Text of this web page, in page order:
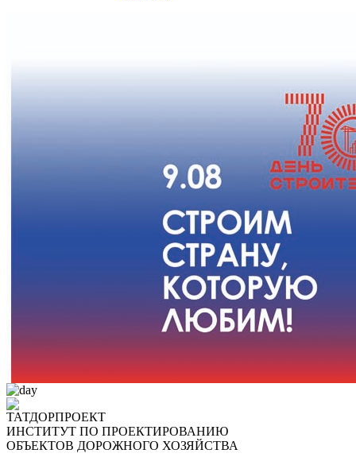
ТАТДОРПРОЕКТ
ИНСТИТУТ ПО ПРОЕКТИРОВАНИЮ
ОБЪЕКТОВ ДОРОЖНОГО ХОЗЯЙСТВА